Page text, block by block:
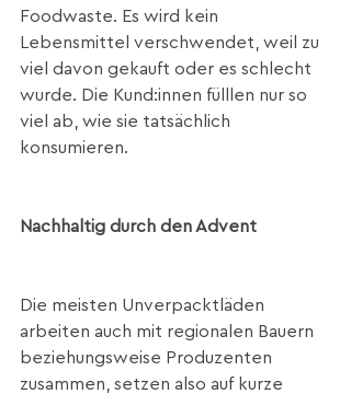
Foodwaste. Es wird kein
Lebensmittel verschwendet, weil zu
viel davon gekauft oder es schlecht
wurde. Die Kund:innen fülllen nur so
viel ab, wie sie tatsächlich
konsumieren.
Nachhaltig durch den Advent
Die meisten Unverpacktläden
arbeiten auch mit regionalen Bauern
beziehungsweise Produzenten
zusammen, setzen also auf kurze